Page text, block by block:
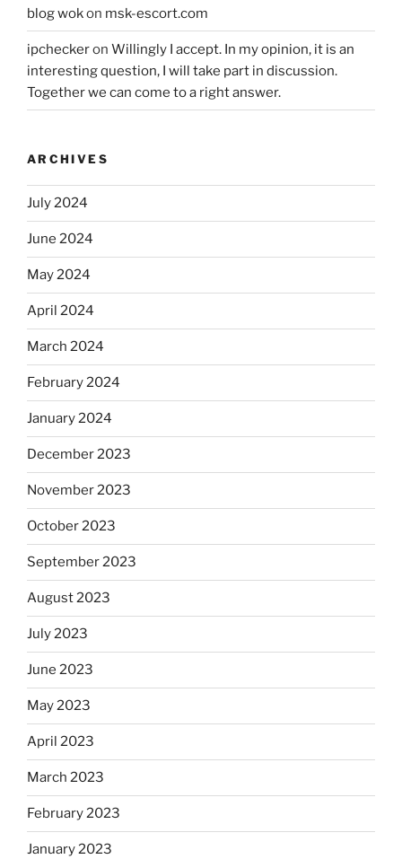
blog wokon msk-escort.com
ipcheckeron Willingly I accept. In my opinion, it is an
interesting question, I will take part in discussion.
Together we can come to a right answer.
ARCHIVES
July 2024
June 2024
May 2024
April 2024
March 2024
February 2024
January 2024
December 2023
November 2023
October 2023
September 2023
August 2023
July 2023
June 2023
May 2023
April 2023
March 2023
February 2023
January 2023